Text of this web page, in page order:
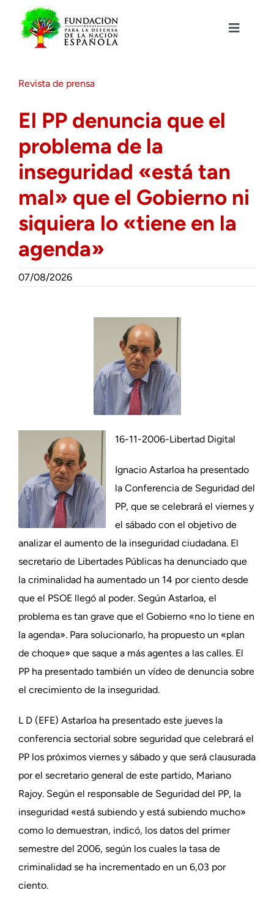
contenido
Toggle
Actualidad
Actividades
Colabora
Revista de prensa
El PP denuncia que el
problema de la
inseguridad «está tan
mal» que el Gobierno ni
siquiera lo «tiene en la
agenda»
07/08/2026
16-11-2006-Libertad Digital
Ignacio Astarloa ha presentado
la Conferencia de Seguridad del
PP, que se celebrará el viernes y
el sábado con el objetivo de
analizar el aumento de la inseguridad ciudadana. El
secretario de Libertades Públicas ha denunciado que
la criminalidad ha aumentado un 14 por ciento desde
que el PSOE llegó al poder. Según Astarloa, el
problema es tan grave que el Gobierno «no lo tiene en
la agenda». Para solucionarlo, ha propuesto un «plan
de choque» que saque a más agentes a las calles. El
PP ha presentado también un vídeo de denuncia sobre
el crecimiento de la inseguridad.
L D (EFE) Astarloa ha presentado este jueves la
conferencia sectorial sobre seguridad que celebrará el
PP los próximos viernes y sábado y que será clausurada
por el secretario general de este partido, Mariano
Rajoy. Según el responsable de Seguridad del PP, la
inseguridad «está subiendo y está subiendo mucho»
como lo demuestran, indicó, los datos del primer
semestre del 2006, según los cuales la tasa de
criminalidad se ha incrementado en un 6,03 por
ciento.